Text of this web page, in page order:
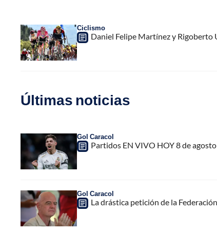
Ciclismo
Daniel Felipe Martínez y Rigoberto
Últimas noticias
Gol Caracol
Partidos EN VIVO HOY 8 de
Gol Caracol
La drástica petición de la